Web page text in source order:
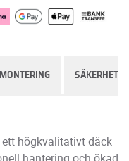
MONTERING SÄKERHET
ett högkvalitativt däck
hantering och ökad